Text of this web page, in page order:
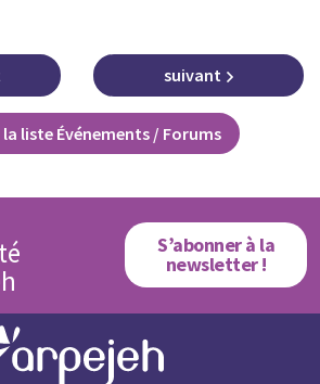
liste Événements / Forums
suivant
S’abonner à la
newsletter !